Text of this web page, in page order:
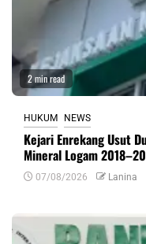
2 min read
HUKUM NEWS
Kejari Enrekang Usut
Mineral Logam
07/08/2026 Lanina